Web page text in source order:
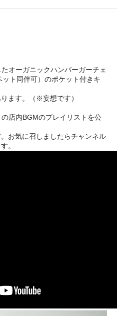
オーガニックハンバーガーチェ
ト同伴可）のポケット付きキ
ます。（※妄想です）
店内BGMのプレイリストを公
お気に召しましたらチャンネル
。